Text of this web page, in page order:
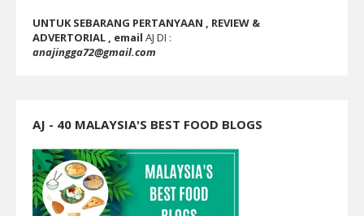
UNTUK SEBARANG PERTANYAAN , REVIEW &
ADVERTORIAL , email AJ DI :
anajingga72@gmail.com
AJ - 40 MALAYSIA'S BEST FOOD BLOGS